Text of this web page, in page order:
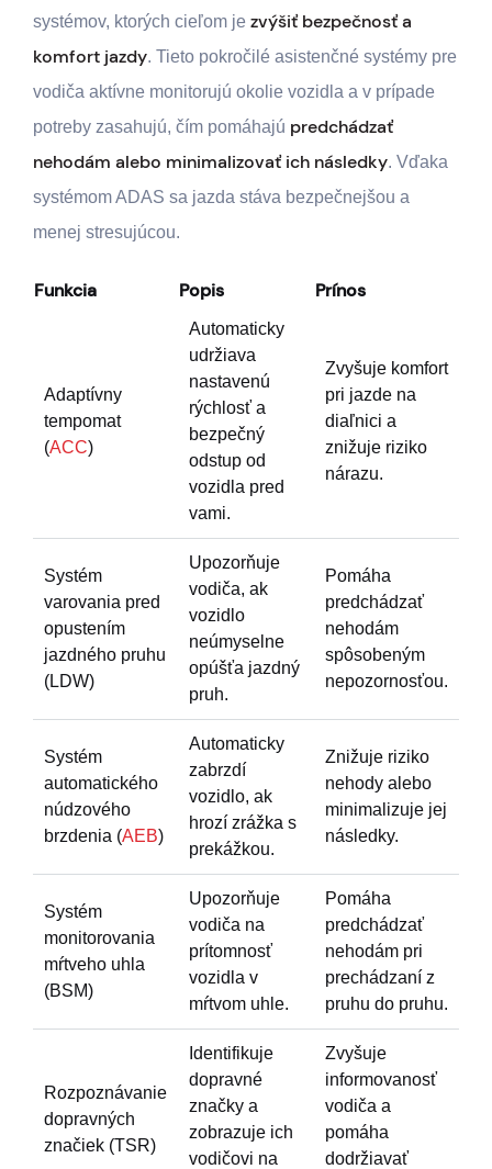
systémov, ktorých cieľom je zvýšiť bezpečnosť a
komfort jazdy. Tieto pokročilé asistenčné systémy pre
vodiča aktívne monitorujú okolie vozidla a v prípade
potreby zasahujú, čím pomáhajú predchádzať
nehodám alebo minimalizovať ich následky. Vďaka
systémom ADAS sa jazda stáva bezpečnejšou a
menej stresujúcou.
Funkcia Popis Prínos
Adaptívny
tempomat
(ACC)
Automaticky
udržiava
nastavenú
rýchlosť a
bezpečný
odstup od
vozidla pred
vami.
Zvyšuje komfort
pri jazde na
diaľnici a
znižuje riziko
nárazu.
Systém
varovania pred
opustením
jazdného pruhu
(LDW)
Upozorňuje
vodiča, ak
vozidlo
neúmyselne
opúšťa jazdný
pruh.
Pomáha
predchádzať
nehodám
spôsobeným
nepozornosťou.
Systém
automatického
núdzového
brzdenia (AEB)
Automaticky
zabrzdí
vozidlo, ak
hrozí zrážka s
prekážkou.
Znižuje riziko
nehody alebo
minimalizuje jej
následky.
Systém
monitorovania
mŕtveho uhla
(BSM)
Upozorňuje
vodiča na
prítomnosť
vozidla v
mŕtvom uhle.
Pomáha
predchádzať
nehodám pri
prechádzaní z
pruhu do pruhu.
Rozpoznávanie
dopravných
značiek (TSR)
Identifikuje
dopravné
značky a
zobrazuje ich
vodičovi na
Zvyšuje
informovanosť
vodiča a
pomáha
dodržiavať